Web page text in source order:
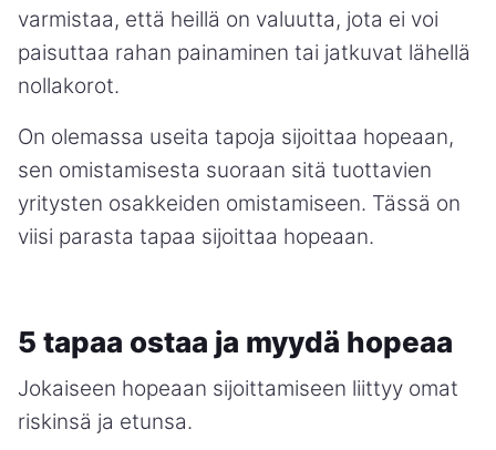
varmistaa, että heillä on valuutta, jota ei voi
paisuttaa rahan painaminen tai jatkuvat lähellä
nollakorot.
On olemassa useita tapoja sijoittaa hopeaan,
sen omistamisesta suoraan sitä tuottavien
yritysten osakkeiden omistamiseen. Tässä on
viisi parasta tapaa sijoittaa hopeaan.
5 tapaa ostaa ja myydä hopeaa
Jokaiseen hopeaan sijoittamiseen liittyy omat
riskinsä ja etunsa.